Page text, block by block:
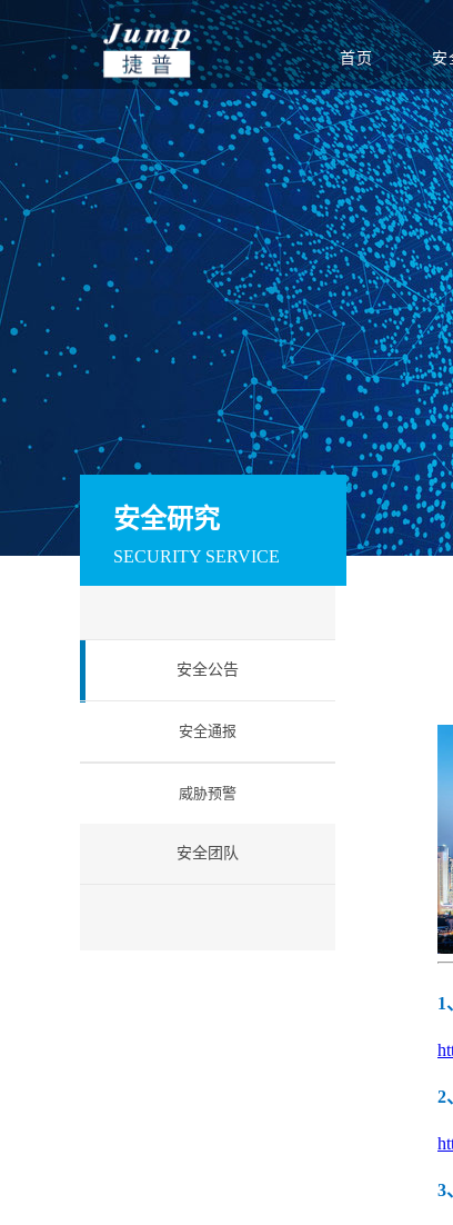
首页 安
基础安全
运营安全
安全态势分析与协同
指挥平台
安全态势分析与管理
平台
统
边界安全
防火墙 SD-WAN
安全检测
入侵检测系统 高级威胁监测系统
应用安全
上网行为审计系统 应用交付系统
终端威胁防御（防病
毒）系统
网络安全准入系统
安全教育
训系统
网络空间安全对抗竞
数据安全
安全运维管理系统
数据库审计与风险
工业互联网安全
IPS（信
信息安
中管理
物联网
信创集成服务 网站安全监测 重保安全保障
驻场运维服务 定期巡检服务 等级保护服务
政府 教育 电力能源
安全公告
安全通报
威胁预警
安全团队
渠道政策 渠道体系
捷普安全学院 产品生命周期公告
公司介绍
创新团队
创新实力
新闻中心
公司新闻
签约新闻
联系我们
集团总部
分支机构
安全研究
SECURITY SERVICE
安全公告
安全通报
威胁预警
安全团队
1
2
3